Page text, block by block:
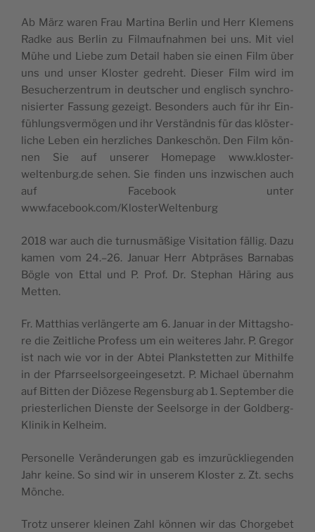
Ab März waren Frau Mar­ti­na Ber­lin und Herr Kle­mens
Rad­ke aus Ber­lin zu Fil­mauf­nah­men bei uns. Mit viel
Mühe und Lie­be zum Detail haben sie einen Film über
uns und unser Klo­ster gedre­ht. Die­ser Film wird im
Besu­cher­zen­trum in deu­tscher und engli­sch syn­chro­
ni­sier­ter Fas­sung gezeigt. Beson­ders auch für ihr Ein­
fü­hlung­sver­mö­gen und ihr Ver­ständ­nis für das klö­ster­
li­che Leben ein herz­li­ches Dan­ke­schön. Den Film kön­
nen Sie auf unse­rer Home­pa­ge www.kloster-
weltenburg.de sehen. Sie fin­den uns inz­wi­schen auch
auf Face­book unter
www.facebook.com/KlosterWeltenburg
2018 war auch die tur­nu­smäßi­ge Visi­ta­tion fäl­lig. Dazu
kamen vom 24.–26. Januar Herr Abt­prä­ses Bar­na­bas
Bögle von Ettal und P. Prof. Dr. Ste­phan Häring aus
Metten.
Fr. Mat­thias ver­län­ger­te am 6. Januar in der Mit­tag­sho­
re die Zei­tli­che Pro­fess um ein wei­te­res Jahr. P. Gre­gor
ist nach wie vor in der Abtei Plank­stet­ten zur Mithil­fe
in der Pfarr­seel­sor­geein­ge­se­tzt. P. Michael über­nahm
auf Bit­ten der Diö­ze­se Regen­sburg ab 1. Sep­tem­ber die
prie­ster­li­chen Dien­ste der Seel­sor­ge in der Gold­berg-
Kli­nik in Kelheim.
Per­so­nel­le Verän­de­run­gen gab es imzu­rüc­klie­gen­den
Jahr kei­ne. So sind wir in unse­rem Klo­ster z. Zt. sechs
Mönche.
Tro­tz unse­rer klei­nen Zahl kön­nen wir das Chor­ge­bet